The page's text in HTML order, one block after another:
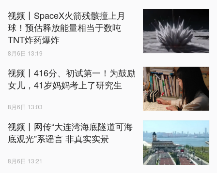
视频丨SpaceX火箭残骸撞上月
球！预估释放能量相当于数吨
TNT炸药爆炸
8月6日 13:19
视频丨416分、初试第一！为鼓励
女儿，41岁妈妈考上了研究生
8月6日 13:03
视频丨网传“大连湾海底隧道可海
底观光”系谣言 非真实实景
8月6日 13:21